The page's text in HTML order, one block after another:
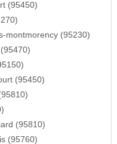
(95450)
montmorency (95230)
(95450)
(95810)
(95760)